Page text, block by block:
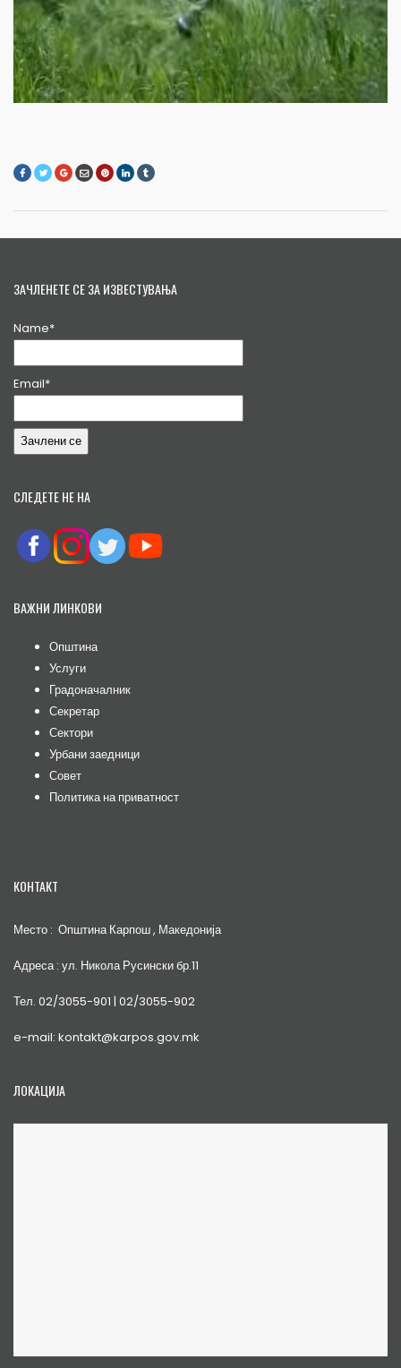
ЗАЧЛЕНЕТЕ СЕ ЗА ИЗВЕСТУВАЊА
Name*
Email*
СЛЕДЕТЕ НЕ НА
ВАЖНИ ЛИНКОВИ
Општина
Услуги
Градоначалник
Секретар
Сектори
Урбани заедници
Совет
Политика на приватност
КОНТАКТ
Место : Општина Карпош , Македонија
Адреса : ул. Никола Русински бр.11
Тел. 02/3055-901 | 02/3055-902
e-mail: kontakt@karpos.gov.mk
ЛОКАЦИЈА